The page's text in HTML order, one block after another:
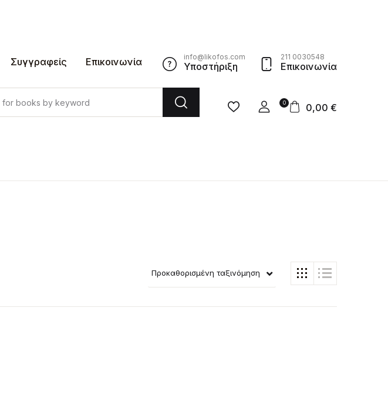
Συγγραφείς Επικοινωνία info@likofos.com
Υποστήριξη
211 0030548
Επικοινωνία
0 0,00 €
Προκαθορισμένη ταξινόμηση